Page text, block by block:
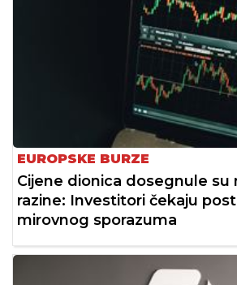
EUROPSKE BURZE
Cijene dionica dosegnule su
razine: Investitori čekaju
mirovnog sporazuma